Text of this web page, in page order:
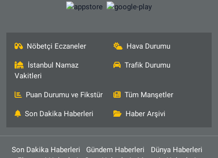
Nöbetçi Eczaneler Hava Durumu
İstanbul Namaz
Vakitleri
Trafik Durumu
Puan Durumu ve Fikstür Tüm Manşetler
Son Dakika Haberleri Haber Arşivi
Son Dakika Haberleri Gündem Haberleri
Dünya Haberleri